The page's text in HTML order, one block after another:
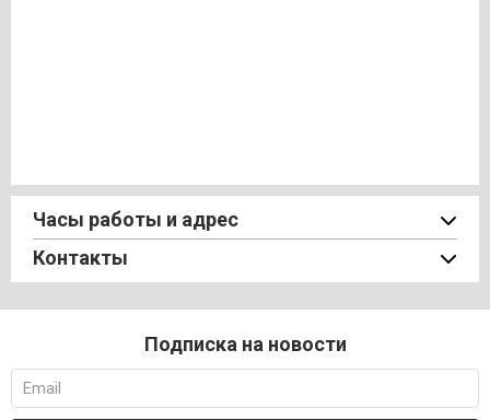
Часы работы и адрес
Контакты
Подписка на новости